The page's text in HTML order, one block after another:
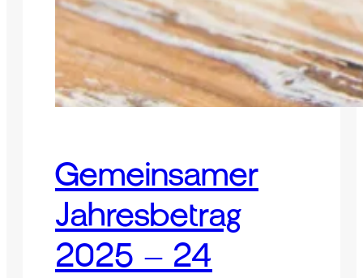
Gemeinsamer
Jahresbetrag
2025 – 24